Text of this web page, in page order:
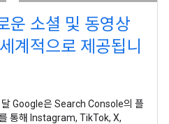
운 소셜 및 동영상
계적으로 제공됩니
Google은 Search Console의 플
통해 Instagram, TikTok, X,